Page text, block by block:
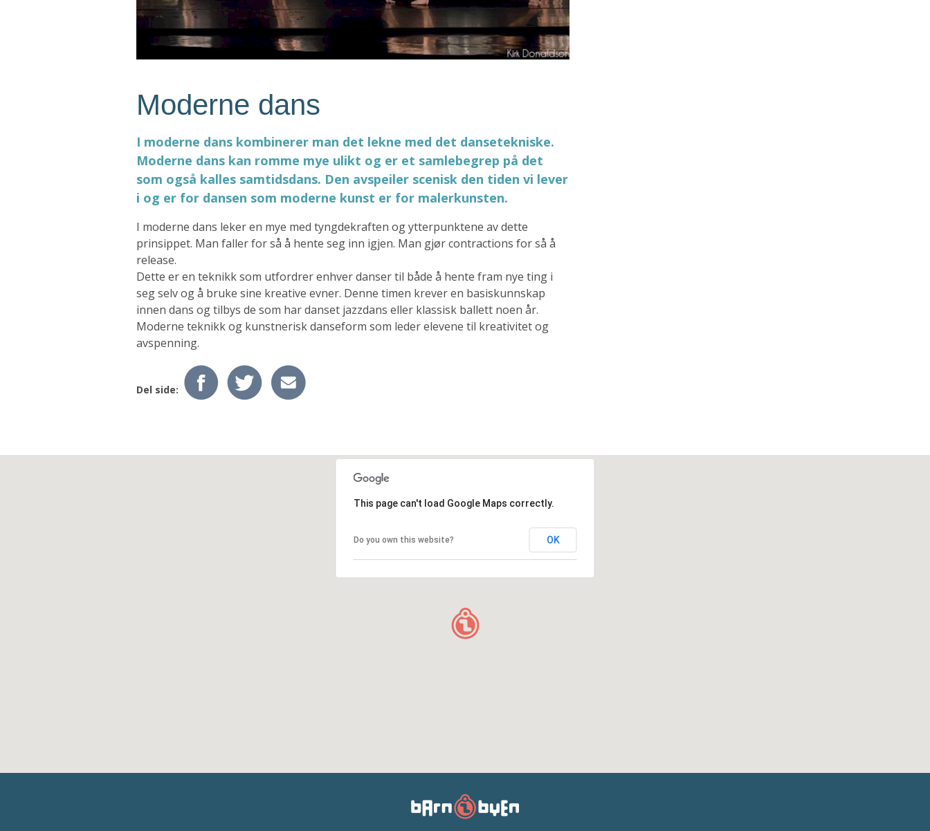
Moderne dans
I moderne dans kombinerer man det lekne med det dansetekniske.
Moderne dans kan romme mye ulikt og er et samlebegrep på det
som også kalles samtidsdans. Den avspeiler scenisk den tiden vi lever
i og er for dansen som moderne kunst er for malerkunsten.
I moderne dans leker en mye med tyngdekraften og ytterpunktene av dette
prinsippet. Man faller for så å hente seg inn igjen. Man gjør contractions for så å
release.
Dette er en teknikk som utfordrer enhver danser til både å hente fram nye ting i
seg selv og å bruke sine kreative evner. Denne timen krever en basiskunnskap
innen dans og tilbys de som har danset jazzdans eller klassisk ballett noen år.
Moderne teknikk og kunstnerisk danseform som leder elevene til kreativitet og
avspenning.
Del side:
This page can't load Google Maps correctly.
Do you own this website? OK